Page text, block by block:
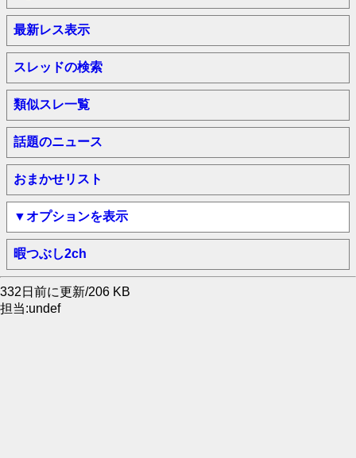
最新レス表示
スレッドの検索
類似スレ一覧
話題のニュース
おまかせリスト
▼オプションを表示
暇つぶし2ch
332日前に更新/206 KB
担当:undef